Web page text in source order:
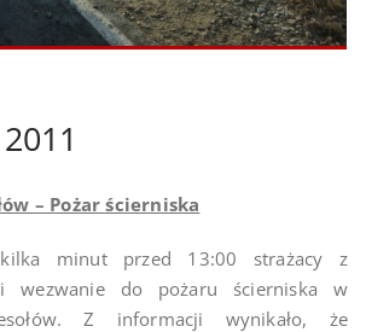
– Pożar ścierniska
kilka minut przed 13:00 strażacy z
wezwanie do pożaru ścierniska w
Z informacji wynikało, że